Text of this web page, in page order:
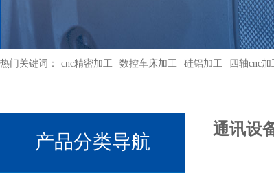
热门关键词： cnc精密加工 数控车床加工 硅铝加工 四轴cnc加
产品分类导航
通讯设